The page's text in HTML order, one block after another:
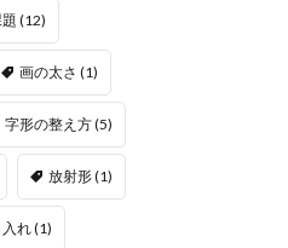
(12)
画の太さ (1)
字形の整え方(5)
放射形(1)
れ(1)